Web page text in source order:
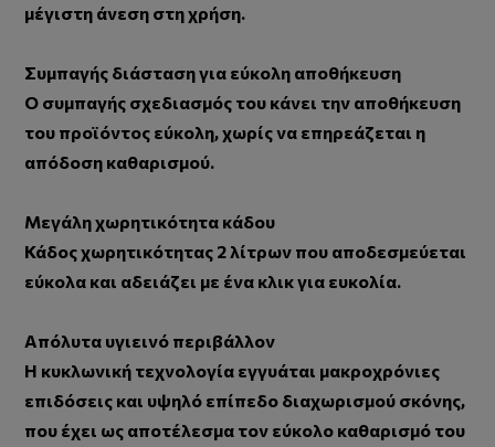
μέγιστη άνεση στη χρήση.
Συμπαγής διάσταση για εύκολη αποθήκευση
Ο συμπαγής σχεδιασμός του κάνει την αποθήκευση
του προϊόντος εύκολη, χωρίς να επηρεάζεται η
απόδοση καθαρισμού.
Μεγάλη χωρητικότητα κάδου
Κάδος χωρητικότητας 2 λίτρων που αποδεσμεύεται
εύκολα και αδειάζει με ένα κλικ για ευκολία.
Απόλυτα υγιεινό περιβάλλον
Η κυκλωνική τεχνολογία εγγυάται μακροχρόνιες
επιδόσεις και υψηλό επίπεδο διαχωρισμού σκόνης,
που έχει ως αποτέλεσμα τον εύκολο καθαρισμό του